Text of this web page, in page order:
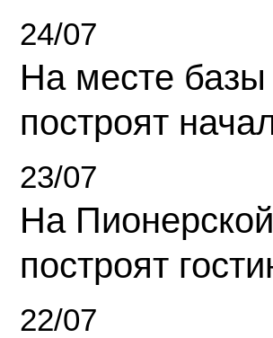
24/07
На месте базы
построят
23/07
На
построят
22/07